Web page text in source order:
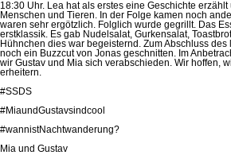
18:30 Uhr. Lea hat als erstes eine Geschichte
Menschen und Tieren. In der Folge kamen noch
waren sehr ergötzlich. Folglich wurde gegrillt. Das
erstklassik. Es gab Nudelsalat, Gurkensalat,
Hühnchen dies war begeisternd. Zum Abschluss des
noch ein Buzzcut von Jonas geschnitten. Im
wir Gustav und Mia sich verabschieden. Wir hoffen,
erheitern.
#SSDS
#MiaundGustavsindcool
#wannistNachtwanderung?
Mia und Gustav